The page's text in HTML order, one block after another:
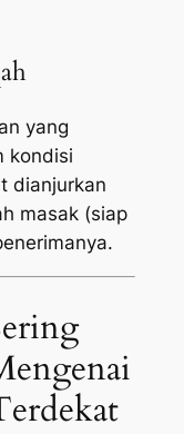
yang
kondisi
dianjurkan
masak (siap